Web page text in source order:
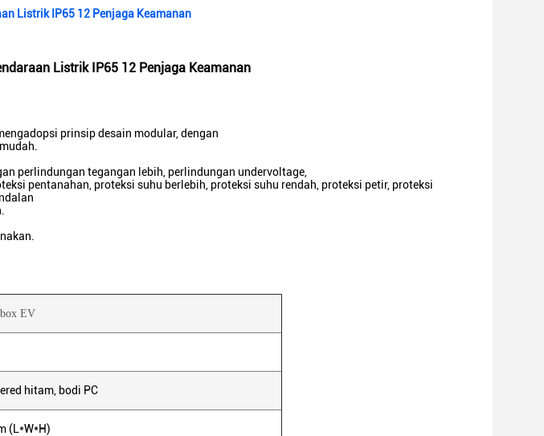
Listrik IP65 12 Penjaga Keamanan
Listrik IP65 12 Penjaga Keamanan
prinsip desain modular, dengan
perlindungan tegangan lebih, perlindungan undervoltage,
pentanahan, proteksi suhu berlebih, proteksi suhu rendah, proteksi petir, proteksi
EV
hitam, bodi PC
(L*W*H)